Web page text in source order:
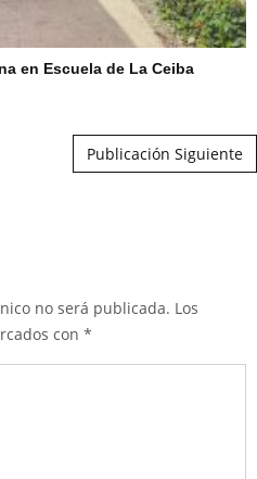
en Escuela de La Ceiba
Publicación Siguiente
no será publicada. Los
con *